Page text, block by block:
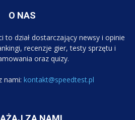
O NAS
to dział dostarczający newsy i opinie
recenzje gier, testy sprzętu i
oraz quizy.
nami: kontakt@speedtest.pl